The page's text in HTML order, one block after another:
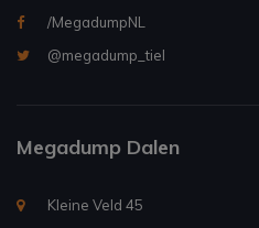
/MegadumpNL
@megadump_tiel
Megadump Dalen
Kleine Veld 45